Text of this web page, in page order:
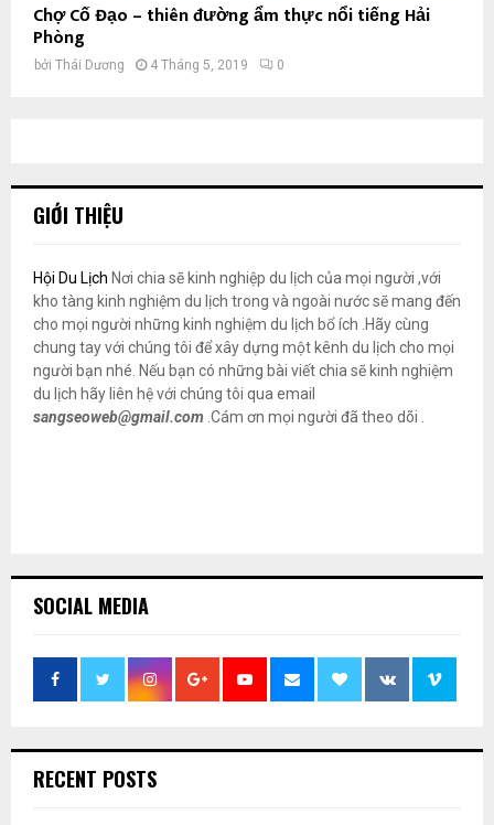
Chợ Cố Đạo – thiên đường ẩm thực nổi tiếng Hải
Phòng
bởi Thái Dương 4 Tháng 5, 2019 0
GIỚI THIỆU
Hội Du Lịch Nơi chia sẽ kinh nghiệp du lịch của mọi người ,với
kho tàng kinh nghiệm du lịch trong và ngoài nước sẽ mang đến
cho mọi người những kinh nghiệm du lịch bổ ích .Hãy cùng
chung tay với chúng tôi để xây dựng một kênh du lịch cho mọi
người bạn nhé. Nếu bạn có những bài viết chia sẽ kinh nghiệm
du lịch hãy liên hệ với chúng tôi qua email
sangseoweb@gmail.com .Cám ơn mọi người đã theo dõi .
SOCIAL MEDIA
RECENT POSTS